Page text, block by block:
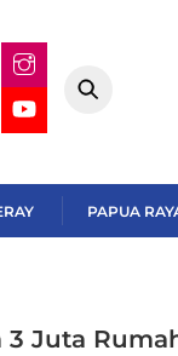
PAPUA
Juta